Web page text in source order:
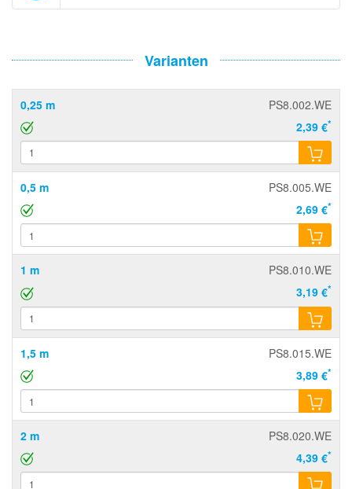
Varianten
0,25 m
PS8.002.WE
2,39 €*
0,5 m
PS8.005.WE
2,69 €*
1 m
PS8.010.WE
3,19 €*
1,5 m
PS8.015.WE
3,89 €*
2 m
PS8.020.WE
4,39 €*